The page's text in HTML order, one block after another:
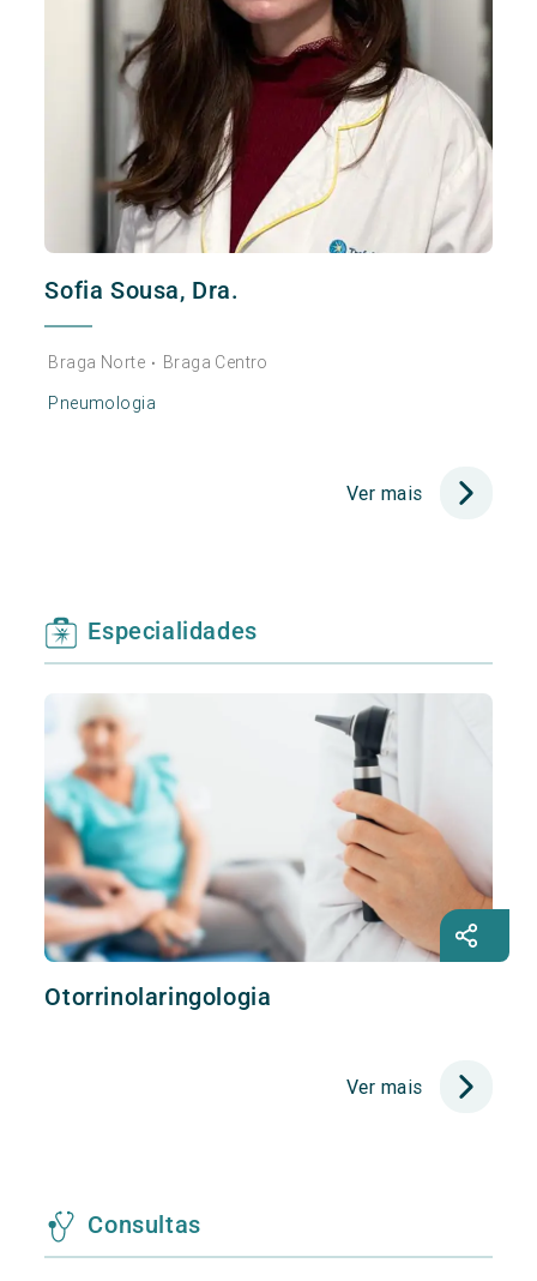
Sofia Sousa, Dra.
Braga Norte •
Braga Centro
Pneumologia
Ver mais
Especialidades
Otorrinolaringologia
Ver mais
Consultas